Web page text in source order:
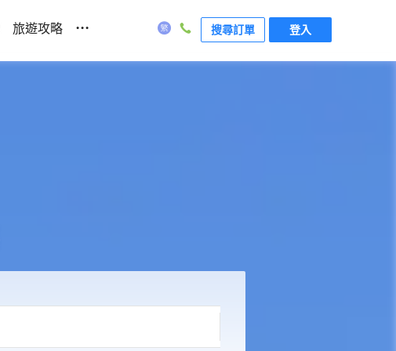
旅遊攻略 ... 搜尋訂單 登入